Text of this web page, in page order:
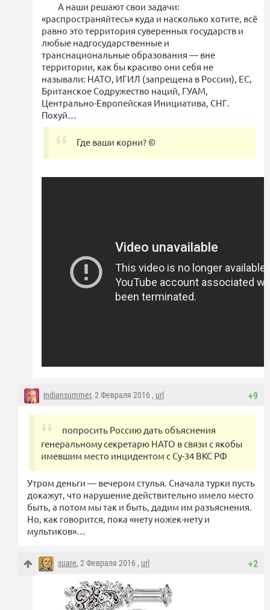
А наши решают свои задачи:
«распространяйтесь» куда и насколько хотите, всё
равно это территория суверенных государств и
любые надгосударственные и
транснациональные образования — вне
территории, как бы красиво они себя не
называли: НАТО, ИГИЛ (запрещена в России), ЕС,
Британское Содружество наций, ГУАМ,
Центрально-Европейская Инициатива, СНГ.
Похуй…
Где ваши корни? ©
+9
indiansummer, 2 Февраля 2016 , url
попросить Россию дать объяснения
генеральному секретарю НАТО в связи с якобы
имевшим место инцидентом с Су-34 ВКС РФ
Утром деньги — вечером стулья. Сначала турки пусть
докажут, что нарушение действительно имело место
быть, а потом мы так и быть, дадим им разъяснения.
Но, как говорится, пока «нету ножек-нету и
мультиков»…
+2
suare, 2 Февраля 2016 , url